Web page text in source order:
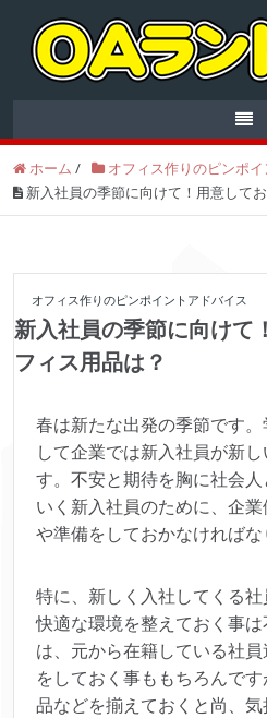
ホーム / オフィス作りのピンポ
新入社員の季節に向けて！用意して
オフィス作りのピンポイントアドバイス
新入社員の季節に向けて
フィス用品は？
春は新たな出発の季節です
して企業では新入社員が新
す。不安と期待を胸に社会
いく新入社員のために、企
や準備をしておかなければな
特に、新しく入社してくる
快適な環境を整えておく事
は、元から在籍している社
をしておく事ももちろんで
品などを揃えておくと尚、